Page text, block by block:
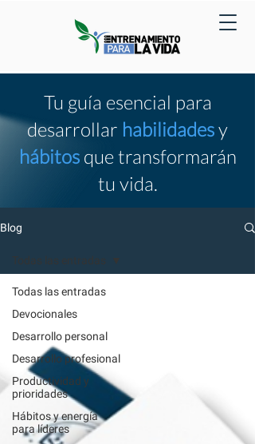
Tu guía esencial para
desarrollar habilidadesy
hábitos que transformarán
tu vida.
Blog
Todas las entradas
Devocionales
Desarrollo personal
Desarrollo profesional
Productividad y
prioridades
Hábitos y energía
para líderes